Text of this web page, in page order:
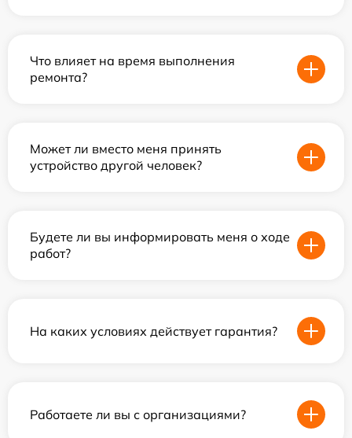
Что влияет на время выполнения
ремонта?
Может ли вместо меня принять
устройство другой человек?
Будете ли вы информировать меня о ходе
работ?
На каких условиях действует гарантия?
Работаете ли вы с организациями?